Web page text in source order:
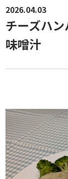
2026.04.03
チーズハ
味噌汁